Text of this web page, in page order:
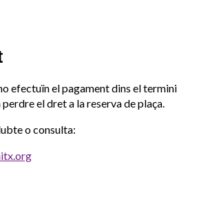
efectuïn el pagament dins el termini
el dret a la reserva de plaça.
o consulta: